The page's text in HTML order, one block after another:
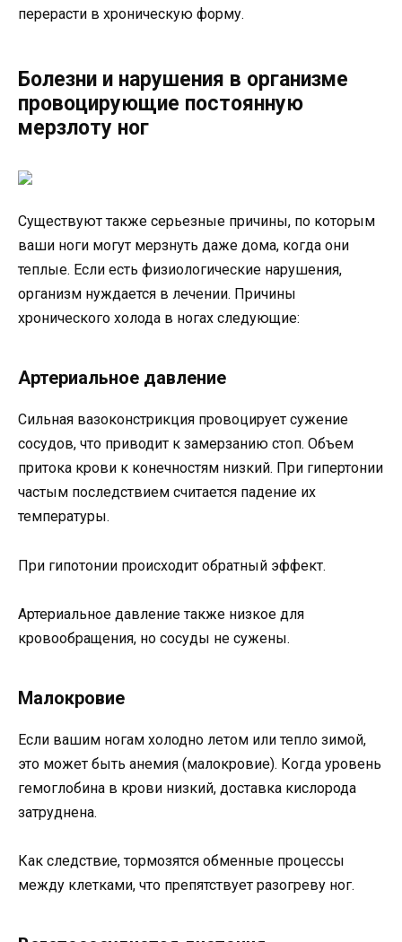
перерасти в хроническую форму.
Болезни и нарушения в организме
провоцирующие постоянную
мерзлоту ног
Существуют также серьезные причины, по которым
ваши ноги могут мерзнуть даже дома, когда они
теплые. Если есть физиологические нарушения,
организм нуждается в лечении. Причины
хронического холода в ногах следующие:
Артериальное давление
Сильная вазоконстрикция провоцирует сужение
сосудов, что приводит к замерзанию стоп. Объем
притока крови к конечностям низкий. При гипертонии
частым последствием считается падение их
температуры.
При гипотонии происходит обратный эффект.
Артериальное давление также низкое для
кровообращения, но сосуды не сужены.
Малокровие
Если вашим ногам холодно летом или тепло зимой,
это может быть анемия (малокровие). Когда уровень
гемоглобина в крови низкий, доставка кислорода
затруднена.
Как следствие, тормозятся обменные процессы
между клетками, что препятствует разогреву ног.